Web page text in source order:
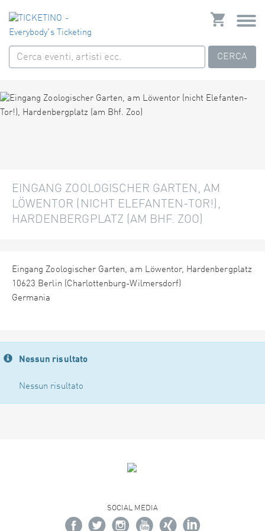
CERCA
EINGANG ZOOLOGISCHER GARTEN, AM
LÖWENTOR (NICHT ELEFANTEN-TOR!),
HARDENBERGPLATZ (AM BHF. ZOO)
Eingang Zoologischer Garten, am Löwentor, Hardenbergplatz
10623 Berlin (Charlottenburg-Wilmersdorf)
Germania
Nessun risultato
Nessun risultato
SOCIAL MEDIA